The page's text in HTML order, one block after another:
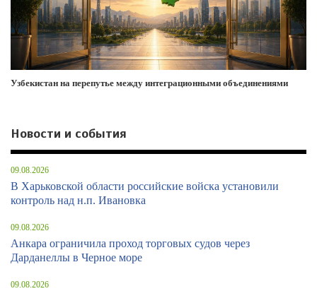
Узбекистан на перепутье между интеграционными объединениями
Новости и события
09.08.2026
В Харьковской области российские войска установили
контроль над н.п. Ивановка
09.08.2026
Анкара ограничила проход торговых судов через
Дарданеллы в Черное море
09.08.2026